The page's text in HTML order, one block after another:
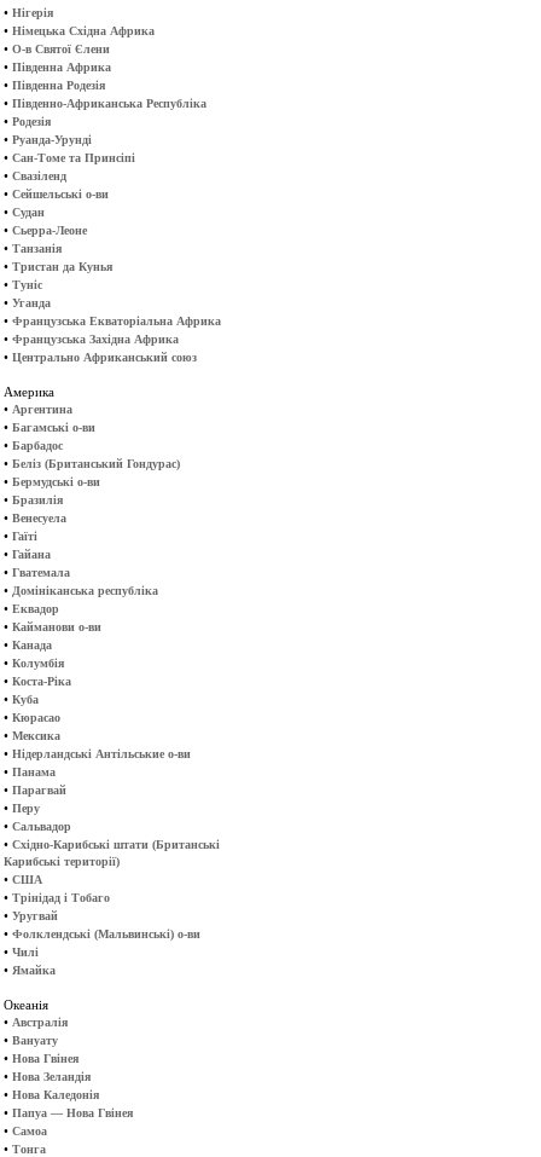
• Нігерія
• Німецька Східна Африка
• О-в Святої Єлени
• Південна Африка
• Південна Родезія
• Південно-Африканська Республіка
• Родезія
• Руанда-Урунді
• Сан-Томе та Принсіпі
• Свазіленд
• Сейшельські о-ви
• Судан
• Сьерра-Леоне
• Танзанія
• Тристан да Кунья
• Туніс
• Уганда
• Французська Екваторіальна Африка
• Французська Західна Африка
• Центрально Африканський союз
Америка
• Аргентина
• Багамські о-ви
• Барбадос
• Беліз (Британський Гондурас)
• Бермудські о-ви
• Бразилія
• Венесуела
• Гаїті
• Гайана
• Гватемала
• Домініканська республіка
• Еквадор
• Кайманови о-ви
• Канада
• Колумбія
• Коста-Ріка
• Куба
• Кюрасао
• Мексика
• Нідерландські Антільськие о-ви
• Панама
• Парагвай
• Перу
• Сальвадор
• Східно-Карибські штати (Британські
Карибські території)
• США
• Трінідад і Тобаго
• Уругвай
• Фолклендські (Мальвинські) о-ви
• Чилі
• Ямайка
Океанія
• Австралія
• Вануату
• Нова Гвінея
• Нова Зеландія
• Нова Каледонія
• Папуа — Нова Гвінея
• Самоа
• Тонга